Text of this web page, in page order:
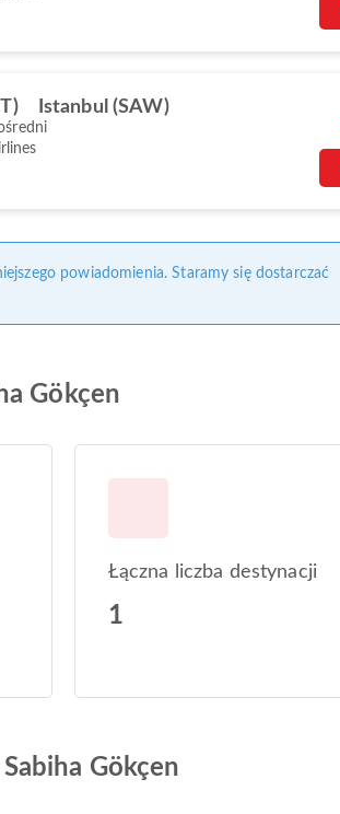
Istanbul (SAW)
powiadomienia. Staramy się dostarczać
Gökçen
Łączna liczba destynacji
1
Gökçen